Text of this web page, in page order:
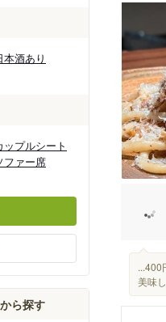
本酒あり
ップルシート
ファー席
ら探す
...400
美味